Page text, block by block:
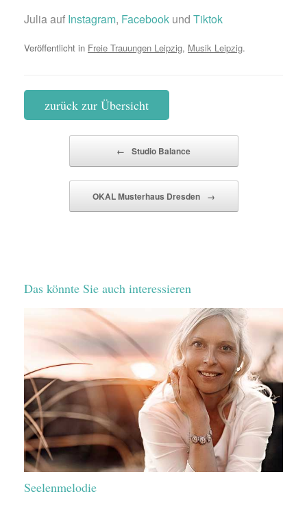
Julia auf Instagram, Facebook und Tiktok
Veröffentlicht in Freie Trauungen Leipzig, Musik Leipzig.
zurück zur Übersicht
← Studio Balance
OKAL Musterhaus Dresden →
Das könnte Sie auch interessieren
Seelenmelodie